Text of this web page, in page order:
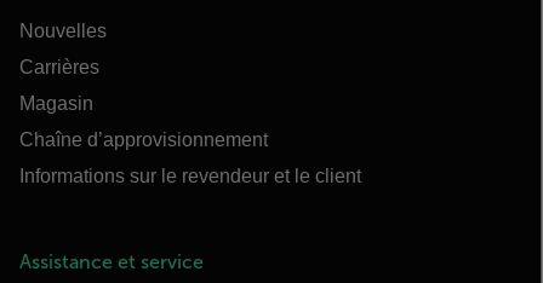
Nouvelles
Carrières
Magasin
Chaîne d’approvisionnement
Informations sur le revendeur et le client
Assistance et service